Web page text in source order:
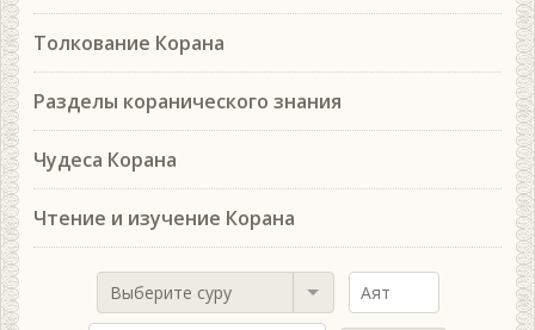
Толкование Корана
Разделы коранического знания
Чудеса Корана
Чтение и изучение Корана
Выберите суру